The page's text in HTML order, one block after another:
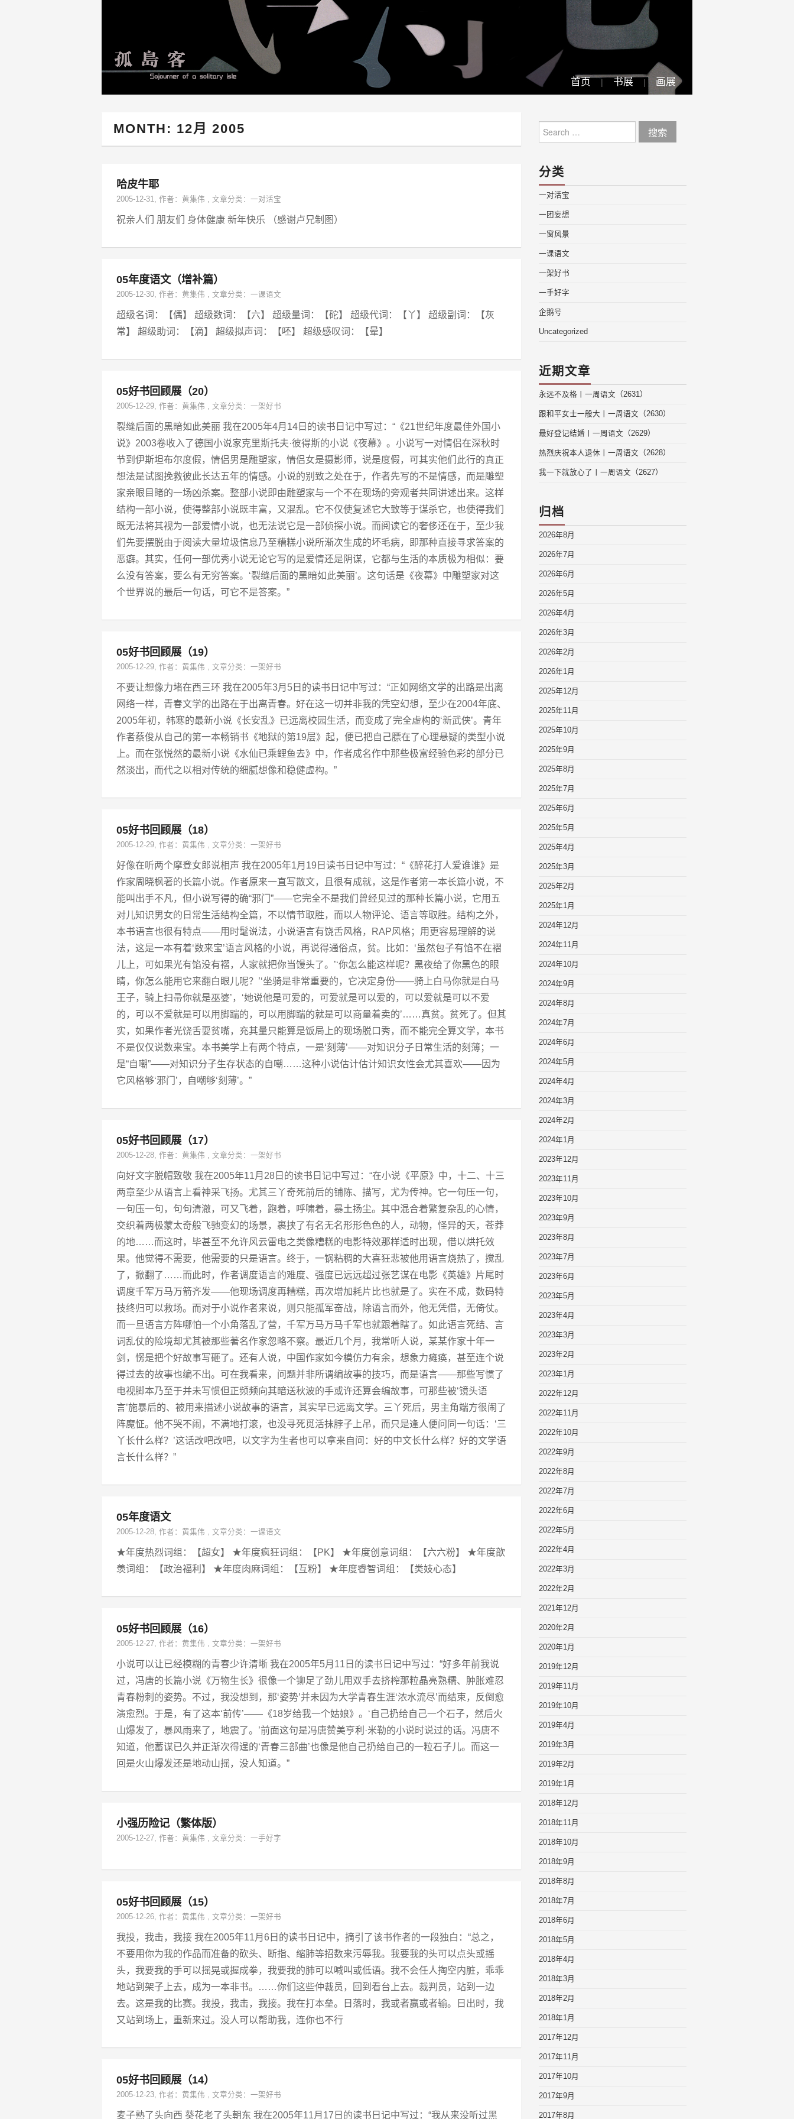
首页 书展 画展
MONTH: 12月 2005
哈皮牛耶
2005-12-31, 作者： 黄集伟 , 文章分类： 一对活宝
祝亲人们 朋友们 身体健康 新年快乐 （感谢卢兄制图）
05年度语文（增补篇）
2005-12-30, 作者： 黄集伟 , 文章分类： 一课语文
超级名词：【偶】 超级数词：【六】 超级量词：【砣】 超级代词：【丫】 超级副词：【灰
常】 超级助词：【滴】 超级拟声词：【呸】 超级感叹词：【晕】
05好书回顾展（20）
2005-12-29, 作者： 黄集伟 , 文章分类： 一架好书
裂缝后面的黑暗如此美丽 我在2005年4月14日的读书日记中写过：“《21世纪年度最佳外国小
说》2003卷收入了德国小说家克里斯托夫·彼得斯的小说《夜幕》。小说写一对情侣在深秋时
节到伊斯坦布尔度假，情侣男是雕塑家，情侣女是摄影师，说是度假，可其实他们此行的真正
想法是试图挽救彼此长达五年的情感。小说的别致之处在于，作者先写的不是情感，而是雕塑
家亲眼目睹的一场凶杀案。整部小说即由雕塑家与一个不在现场的旁观者共同讲述出来。这样
结构一部小说，使得整部小说既丰富，又混乱。它不仅使复述它大致等于谋杀它，也使得我们
既无法将其视为一部爱情小说，也无法说它是一部侦探小说。而阅读它的奢侈还在于，至少我
们先要摆脱由于阅读大量垃圾信息乃至糟糕小说所渐次生成的坏毛病，即那种直接寻求答案的
恶癖。其实，任何一部优秀小说无论它写的是爱情还是阴谋，它都与生活的本质极为相似：要
么没有答案，要么有无穷答案。‘裂缝后面的黑暗如此美丽’。这句话是《夜幕》中雕塑家对这
个世界说的最后一句话，可它不是答案。”
05好书回顾展（19）
2005-12-29, 作者： 黄集伟 , 文章分类： 一架好书
不要让想像力堵在西三环 我在2005年3月5日的读书日记中写过：“正如网络文学的出路是出离
网络一样，青春文学的出路在于出离青春。好在这一切并非我的凭空幻想，至少在2004年底、
2005年初，韩寒的最新小说《长安乱》已远离校园生活，而变成了完全虚构的‘新武侠’。青年
作者蔡俊从自己的第一本畅销书《地狱的第19层》起，便已把自己膘在了心理悬疑的类型小说
上。而在张悦然的最新小说《水仙已乘鲤鱼去》中，作者成名作中那些极富经验色彩的部分已
然淡出，而代之以相对传统的细腻想像和稳健虚构。”
05好书回顾展（18）
2005-12-29, 作者： 黄集伟 , 文章分类： 一架好书
好像在听两个摩登女郎说相声 我在2005年1月19日读书日记中写过：“《醉花打人爱谁谁》是
作家周晓枫著的长篇小说。作者原来一直写散文，且很有成就，这是作者第一本长篇小说，不
能叫出手不凡，但小说写得的确“邪门”——它完全不是我们曾经见过的那种长篇小说，它用五
对儿知识男女的日常生活结构全篇，不以情节取胜，而以人物评论、语言等取胜。结构之外，
本书语言也很有特点——用时髦说法，小说语言有饶舌风格，RAP风格；用更容易理解的说
法，这是一本有着‘数来宝’语言风格的小说，再说得通俗点，贫。比如：‘虽然包子有馅不在褶
儿上，可如果光有馅没有褶，人家就把你当馒头了。’‘你怎么能这样呢？黑夜给了你黑色的眼
睛，你怎么能用它来翻白眼儿呢？’‘坐骑是非常重要的，它决定身份——骑上白马你就是白马
王子，骑上扫帚你就是巫婆’，‘她说他是可爱的，可爱就是可以爱的，可以爱就是可以不爱
的，可以不爱就是可以用脚踹的，可以用脚踹的就是可以商量着卖的’……真贫。贫死了。但其
实，如果作者光饶舌耍贫嘴，充其量只能算是饭局上的现场脱口秀，而不能完全算文学，本书
不是仅仅说数来宝。本书美学上有两个特点，一是‘刻薄’——对知识分子日常生活的刻薄；一
是“自嘲”——对知识分子生存状态的自嘲……这种小说估计估计知识女性会尤其喜欢——因为
它风格够‘邪门’，自嘲够‘刻薄’。”
05好书回顾展（17）
2005-12-28, 作者： 黄集伟 , 文章分类： 一架好书
向好文字脱帽致敬 我在2005年11月28日的读书日记中写过：“在小说《平原》中，十二、十三
两章至少从语言上看神采飞扬。尤其三丫奇死前后的铺陈、描写，尤为传神。它一句压一句，
一句压一句，句句清澈，可又飞着，跑着，呼啸着，暴土扬尘。其中混合着繁复杂乱的心情，
交织着两极蒙太奇般飞驰变幻的场景，裹挟了有名无名形形色色的人，动物，怪异的天，苍莽
的地……而这时，毕甚至不允许风云雷电之类像糟糕的电影特效那样适时出现，借以烘托效
果。他觉得不需要，他需要的只是语言。终于，一锅粘稠的大喜狂悲被他用语言烧热了，搅乱
了，掀翻了……而此时，作者调度语言的难度、强度已远远超过张艺谋在电影《英雄》片尾时
调度千军万马万箭齐发——他现场调度再糟糕，再次增加耗片比也就是了。实在不成，数码特
技终归可以救场。而对于小说作者来说，则只能孤军奋战，除语言而外，他无凭借，无倚仗。
而一旦语言方阵哪怕一个小角落乱了营，千军万马万马千军也就跟着瞎了。如此语言死结、言
词乱仗的险境却尤其被那些著名作家忽略不察。最近几个月，我常听人说，某某作家十年一
剑，愣是把个好故事写砸了。还有人说，中国作家如今模仿力有余，想象力瘫痪，甚至连个说
得过去的故事也编不出。可在我看来，问题并非所谓编故事的技巧，而是语言——那些写惯了
电视脚本乃至于并未写惯但正频频向其暗送秋波的手或许还算会编故事，可那些被‘镜头语
言’施暴后的、被用来描述小说故事的语言，其实早已远离文学。三丫死后，男主角端方很闹了
阵魔怔。他不哭不闹，不满地打滚，也没寻死觅活抹脖子上吊，而只是逢人便问同一句话：‘三
丫长什么样？’这话改吧改吧，以文字为生者也可以拿来自问：好的中文长什么样？好的文学语
言长什么样？”
05年度语文
2005-12-28, 作者： 黄集伟 , 文章分类： 一课语文
★年度热烈词组：【超女】 ★年度疯狂词组：【PK】 ★年度创意词组：【六六粉】 ★年度歆
羡词组：【政治福利】 ★年度肉麻词组：【互粉】 ★年度睿智词组：【类妓心态】
05好书回顾展（16）
2005-12-27, 作者： 黄集伟 , 文章分类： 一架好书
小说可以让已经模糊的青春少许清晰 我在2005年5月11日的读书日记中写过：“好多年前我说
过，冯唐的长篇小说《万物生长》很像一个铆足了劲儿用双手去挤榨那粒晶亮熟糯、肿胀难忍
青春粉刺的姿势。不过，我没想到，那‘姿势’并未因为大学青春生涯‘浓水流尽’而结束，反倒愈
演愈烈。于是，有了这本‘前传’——《18岁给我一个姑娘》。‘自己扔给自己一个石子，然后火
山爆发了，暴风雨来了，地震了。’前面这句是冯唐赞美亨利·米勒的小说时说过的话。冯唐不
知道，他蓄谋已久并正渐次得逞的‘青春三部曲’也像是他自己扔给自己的一粒石子儿。而这一
回是火山爆发还是地动山摇，没人知道。”
小强历险记（繁体版）
2005-12-27, 作者： 黄集伟 , 文章分类： 一手好字
05好书回顾展（15）
2005-12-26, 作者： 黄集伟 , 文章分类： 一架好书
我投，我击，我接 我在2005年11月6日的读书日记中，摘引了该书作者的一段独白：“总之，
不要用你为我的作品而准备的砍头、断指、缩肺等招数来污辱我。我要我的头可以点头或摇
头，我要我的手可以摇晃或握成拳，我要我的肺可以喊叫或低语。我不会任人掏空内脏，乖乖
地站到架子上去，成为一本非书。……你们这些仲裁员，回到看台上去。裁判员，站到一边
去。这是我的比赛。我投，我击，我接。我在打本垒。日落时，我或者赢或者输。日出时，我
又站到场上，重新来过。没人可以帮助我，连你也不行
05好书回顾展（14）
2005-12-23, 作者： 黄集伟 , 文章分类： 一架好书
麦子熟了头向西 葵花老了头朝东 我在2005年11月17日的读书日记中写过：“我从来没听过黑
for:
分类
一对活宝
一团妄想
一窗风景
一课语文
一架好书
一手好字
企鹅号
Uncategorized
近期文章
永远不及格丨一周语文（2631）
跟和平女士一般大丨一周语文（2630）
最好登记结婚丨一周语文（2629）
热烈庆祝本人退休丨一周语文（2628）
我一下就放心了丨一周语文（2627）
归档
2026年8月
2026年7月
2026年6月
2026年5月
2026年4月
2026年3月
2026年2月
2026年1月
2025年12月
2025年11月
2025年10月
2025年9月
2025年8月
2025年7月
2025年6月
2025年5月
2025年4月
2025年3月
2025年2月
2025年1月
2024年12月
2024年11月
2024年10月
2024年9月
2024年8月
2024年7月
2024年6月
2024年5月
2024年4月
2024年3月
2024年2月
2024年1月
2023年12月
2023年11月
2023年10月
2023年9月
2023年8月
2023年7月
2023年6月
2023年5月
2023年4月
2023年3月
2023年2月
2023年1月
2022年12月
2022年11月
2022年10月
2022年9月
2022年8月
2022年7月
2022年6月
2022年5月
2022年4月
2022年3月
2022年2月
2021年12月
2020年2月
2020年1月
2019年12月
2019年11月
2019年10月
2019年4月
2019年3月
2019年2月
2019年1月
2018年12月
2018年11月
2018年10月
2018年9月
2018年8月
2018年7月
2018年6月
2018年5月
2018年4月
2018年3月
2018年2月
2018年1月
2017年12月
2017年11月
2017年10月
2017年9月
2017年8月